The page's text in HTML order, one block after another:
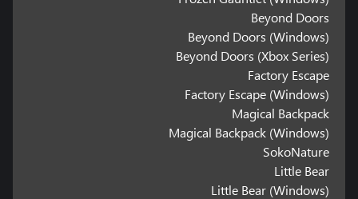
Beyond Doors
Beyond Doors (Windows)
Beyond Doors (Xbox Series)
Factory Escape
Factory Escape (Windows)
Magical Backpack
Magical Backpack (Windows)
SokoNature
Little Bear
Little Bear (Windows)